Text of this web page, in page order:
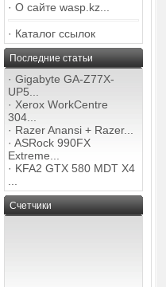
· О сайте wasp.kz...
· Каталог ссылок
Последние статьи
· Gigabyte GA-Z77X-
UP5...
· Xerox WorkCentre
304...
· Razer Anansi + Razer...
· ASRock 990FX
Extreme...
· KFA2 GTX 580 MDT X4
Счетчики